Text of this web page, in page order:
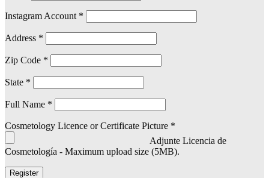
Instagram Account *
Address *
Zip Code *
State *
Full Name *
Cosmetology Licence or Certificate Picture *
Adjunte Licencia de
Cosmetología - Maximum upload size (5MB).
Register